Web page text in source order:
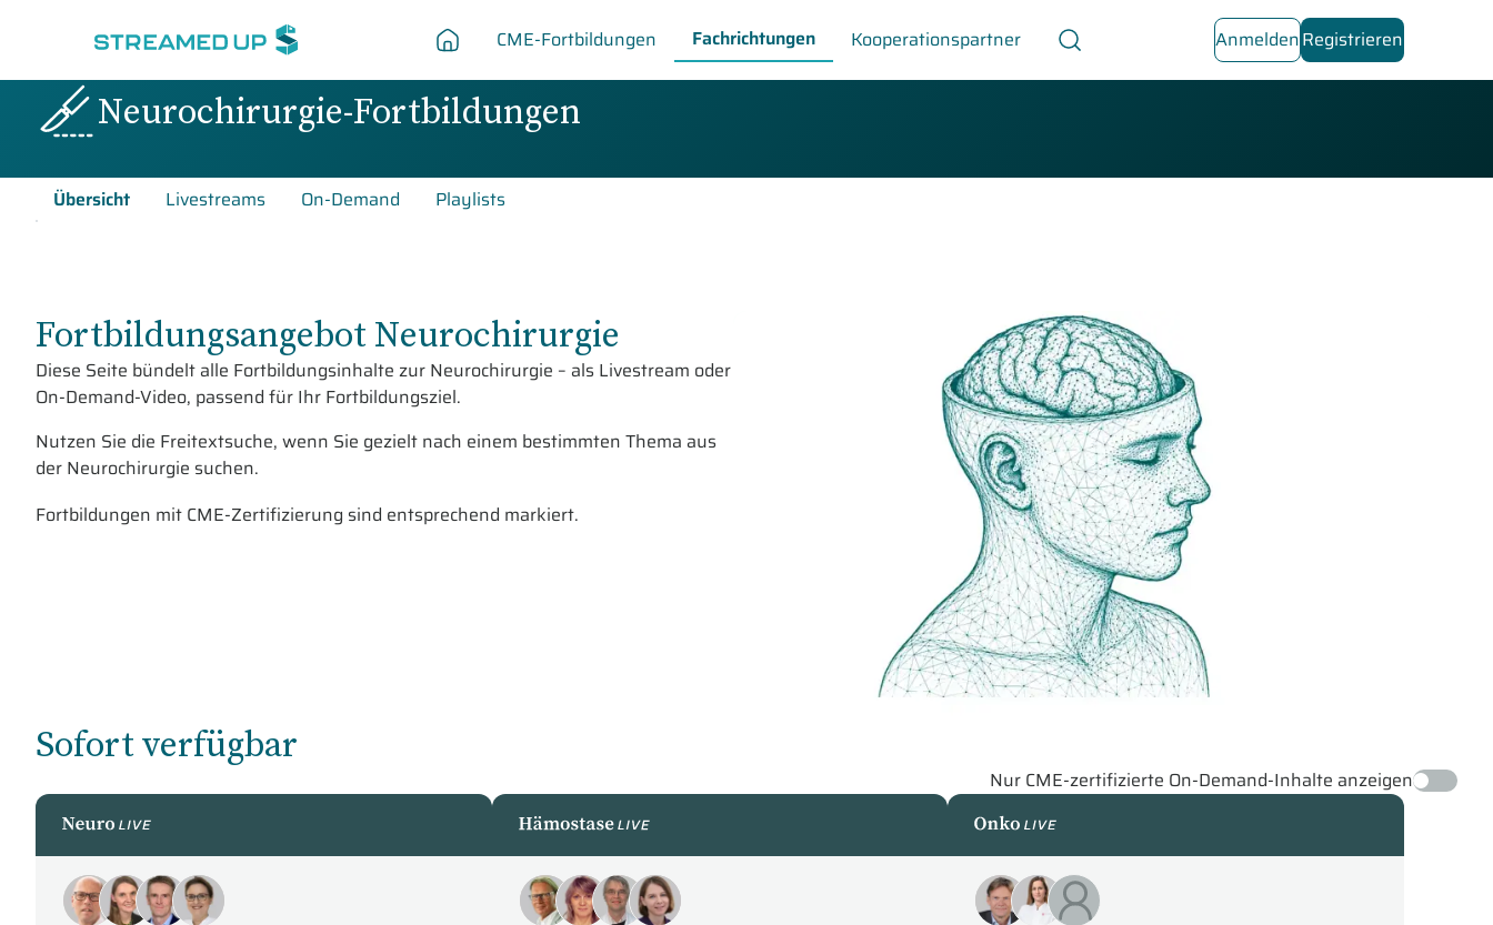
CME-Fortbildungen Fachrichtungen Kooperationspartner AnmeldenRegistrieren
Neurochirurgie-Fortbildungen
Übersicht Livestreams On-Demand Playlists
Fortbildungsangebot Neurochirurgie
Diese Seite bündelt alle Fortbildungsinhalte zur Neurochirurgie – als Livestream oder
On-Demand-Video, passend für Ihr Fortbildungsziel.
Nutzen Sie die Freitextsuche, wenn Sie gezielt nach einem bestimmten Thema aus
der Neurochirurgie suchen.
Fortbildungen mit CME-Zertifizierung sind entsprechend markiert.
Sofort verfügbar
Nur CME-zertifizierte On-Demand-Inhalte anzeigen
NeuroLive HämostaseLive OnkoLive